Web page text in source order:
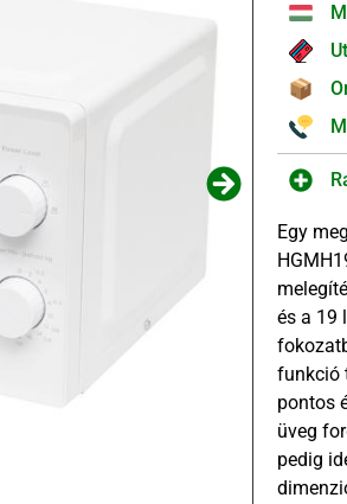
Egy
és a 19
funkció
pontos
üveg
pedig